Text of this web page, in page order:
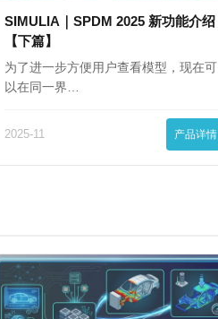
SIMULIA｜SPDM 2025 新功能介绍
【下篇】
为了进一步方便用户查看模型，现在可
以在同一界…
2025-11 产品详情